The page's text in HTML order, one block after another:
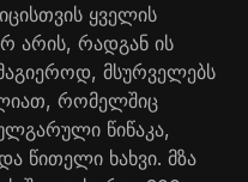
ყველის
არის, რადგან ის
მსურველებს
რომელშიც
წიწაკა,
წითელი ხახვი. მზა